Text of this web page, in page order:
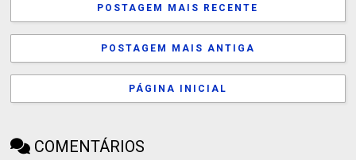
POSTAGEM MAIS RECENTE
POSTAGEM MAIS ANTIGA
PÁGINA INICIAL
COMENTÁRIOS